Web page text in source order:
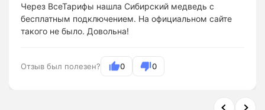
Через ВсеТарифы нашла Сибирский медведь с
бесплатным подключением. На официальном сайте
такого не было. Довольна!
Отзыв был полезен? 0 0